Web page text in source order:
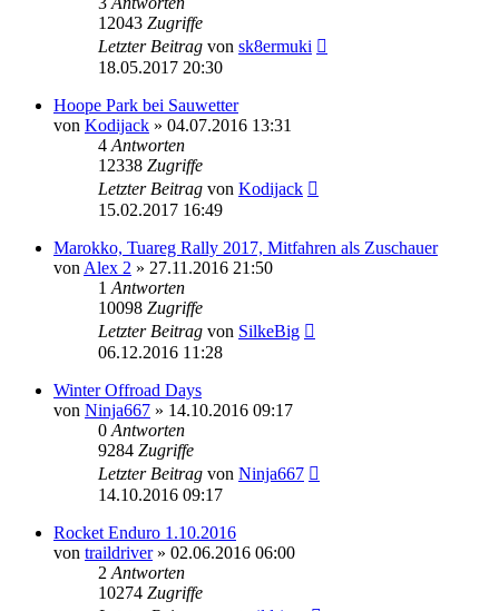
12043 Zugriffe
Letzter Beitrag von sk8ermuki
18.05.2017 20:30
Hoope Park bei Sauwetter
von Kodijack » 04.07.2016 13:31
4 Antworten
12338 Zugriffe
Letzter Beitrag von Kodijack
15.02.2017 16:49
Marokko, Tuareg Rally 2017, Mitfahren als Zuschauer
von Alex 2 » 27.11.2016 21:50
1 Antworten
10098 Zugriffe
Letzter Beitrag von SilkeBig
06.12.2016 11:28
Winter Offroad Days
von Ninja667 » 14.10.2016 09:17
0 Antworten
9284 Zugriffe
Letzter Beitrag von Ninja667
14.10.2016 09:17
Rocket Enduro 1.10.2016
von traildriver» 02.06.2016 06:00
2 Antworten
10274 Zugriffe